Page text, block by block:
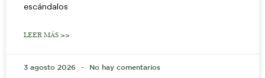
escándalos
LEER MÁS >>
3 agosto 2026 No hay comentarios